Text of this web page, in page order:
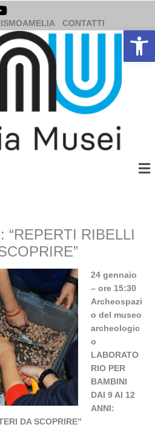
CONTATTI
“REPERTI RIBELLI
24 gennaio
– ore 15:30
Archeospazi
o del museo
archeologic
o
LABORATO
RIO PER
BAMBINI
DAI 9 AI 12
ANNI:
DA SCOPRIRE”
Apri la